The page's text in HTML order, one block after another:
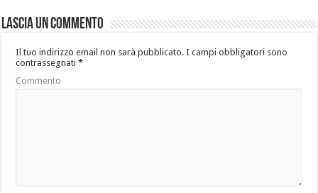
Lascia un commento
Il tuo indirizzo email non sarà pubblicato. I campi obbligatori sono
contrassegnati*
Commento